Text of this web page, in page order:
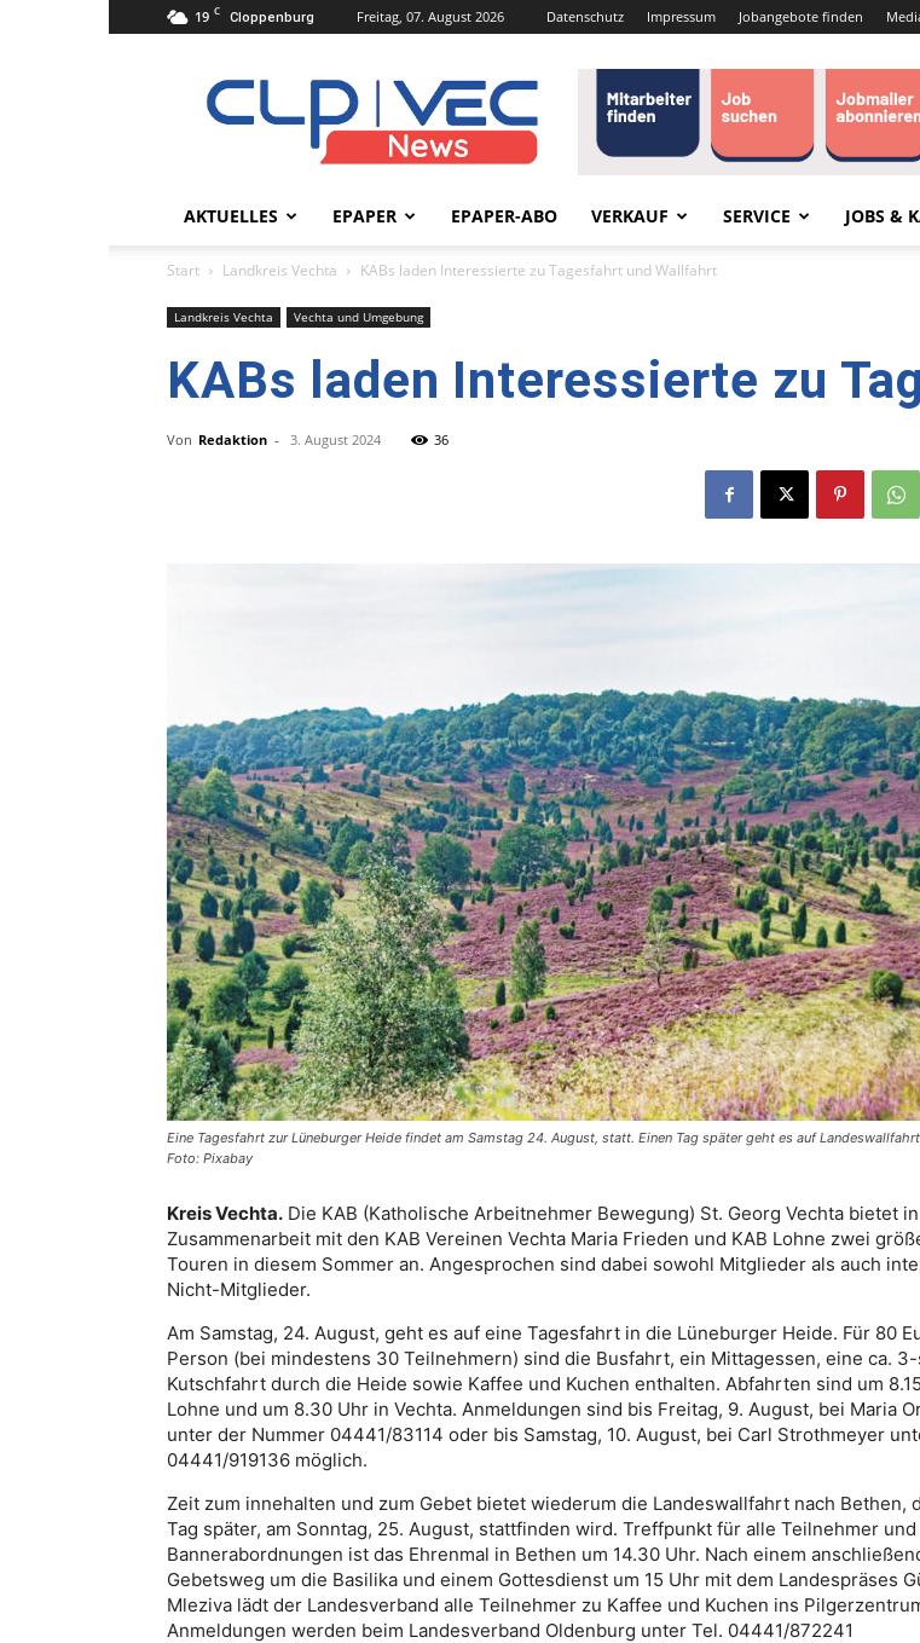
19 C Cloppenburg Freitag, 07. August 2026 Datenschutz Impressum Jobangebote finden
clpvecnews.de
AKTUELLES EPAPER EPAPER-ABO VERKAUF SERVICE JOBS &
Start Landkreis Vechta KABs laden Interessierte zu Tagesfahrt und Wallfahrt
Landkreis Vechta Vechta und Umgebung
KABs laden Interessierte zu
Von Redaktion - 3. August 2024 36
Eine Tagesfahrt zur Lüneburger Heide findet am Samstag 24. August, statt. Einen Tag später geht es auf
Foto: Pixabay
Kreis Vechta. Die KAB (Katholische Arbeitnehmer Bewegung) St. Georg Vechta bietet in
Zusammenarbeit mit den KAB Vereinen Vechta Maria Frieden und KAB Lohne zwei
Touren in diesem Sommer an. Angesprochen sind dabei sowohl Mitglieder als auch
Nicht-Mitglieder.
Am Samstag, 24. August, geht es auf eine Tagesfahrt in die Lüneburger Heide. Für 80
Person (bei mindestens 30 Teilnehmern) sind die Busfahrt, ein Mittagessen, eine ca.
Kutschfahrt durch die Heide sowie Kaffee und Kuchen enthalten. Abfahrten sind um
Lohne und um 8.30 Uhr in Vechta. Anmeldungen sind bis Freitag, 9. August, bei Maria
unter der Nummer 04441/83114 oder bis Samstag, 10. August, bei Carl Strothmeyer
04441/919136 möglich.
Zeit zum innehalten und zum Gebet bietet wiederum die Landeswallfahrt nach Bethen,
Tag später, am Sonntag, 25. August, stattfinden wird. Treffpunkt für alle Teilnehmer und
Bannerabordnungen ist das Ehrenmal in Bethen um 14.30 Uhr. Nach einem
Gebetsweg um die Basilika und einem Gottesdienst um 15 Uhr mit dem Landespräses
Mleziva lädt der Landesverband alle Teilnehmer zu Kaffee und Kuchen ins
Anmeldungen werden beim Landesverband Oldenburg unter Tel. 04441/872241